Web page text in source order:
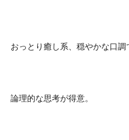
おっとり癒し系、穏やかな口調
論理的な思考が得意。